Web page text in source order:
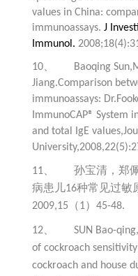
values inChina:
immunoassays.J
Immunol.
10、
Baoqing
Jiang.Comparison
immunoassays:
ImmunoCAP® System
and total IgE
11、 孙宝清，郑
病患儿16种常见过敏
2009,15 （1）45-48.
12、 SUN Bao-
of cockroach
cockroach and house